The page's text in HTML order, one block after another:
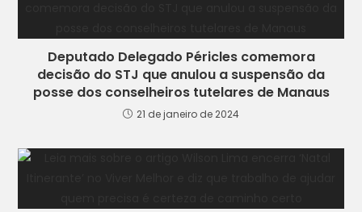
Deputado Delegado Péricles comemora
decisão do STJ que anulou a suspensão da
posse dos conselheiros tutelares de Manaus
21 de janeiro de 2024